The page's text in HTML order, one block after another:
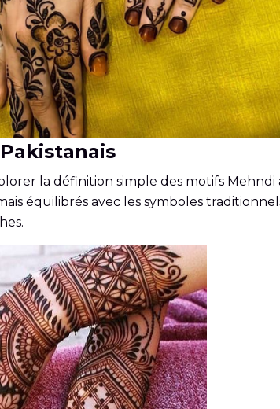
la définition simple des motifs Mehndi
équilibrés avec les symboles